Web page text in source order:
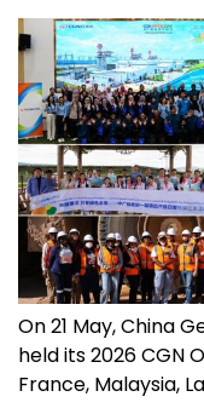
On 21 May, China
held its 2026 CGN
France, Malaysia,